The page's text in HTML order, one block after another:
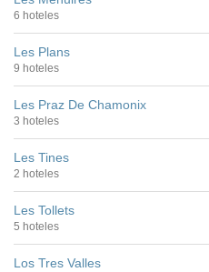
6 hoteles
Les Plans
9 hoteles
Les Praz De Chamonix
3 hoteles
Les Tines
2 hoteles
Les Tollets
5 hoteles
Los Tres Valles